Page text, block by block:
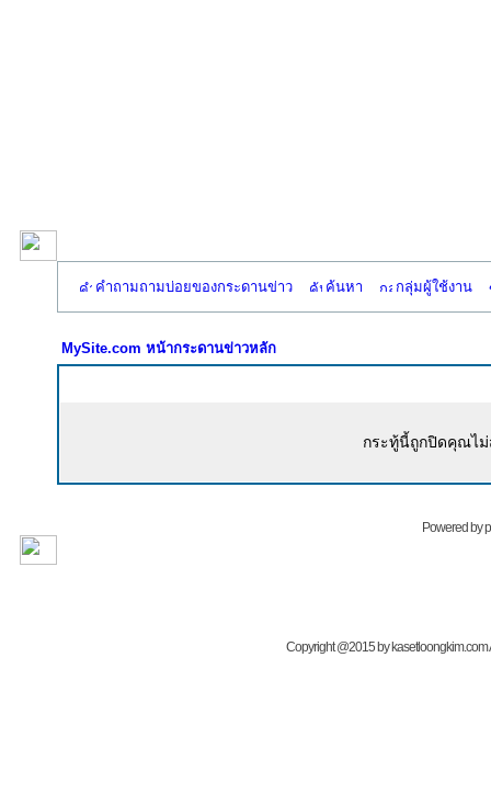
คำถามถามบ่อยของกระดานข่าว ค้นหา กลุ่มผู้ใช้งาน
MySite.com หน้ากระดานข่าวหลัก
กระทู้นี้ถูกปิดคุณไ
Powered by
Copyright @2015 by kasetloongkim.com